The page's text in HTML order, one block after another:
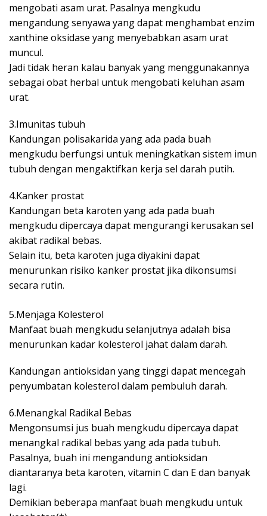
mengobati asam urat. Pasalnya mengkudu
mengandung senyawa yang dapat menghambat enzim
xanthine oksidase yang menyebabkan asam urat
muncul.
Jadi tidak heran kalau banyak yang menggunakannya
sebagai obat herbal untuk mengobati keluhan asam
urat.
3.Imunitas tubuh
Kandungan polisakarida yang ada pada buah
mengkudu berfungsi untuk meningkatkan sistem imun
tubuh dengan mengaktifkan kerja sel darah putih.
4.Kanker prostat
Kandungan beta karoten yang ada pada buah
mengkudu dipercaya dapat mengurangi kerusakan sel
akibat radikal bebas.
Selain itu, beta karoten juga diyakini dapat
menurunkan risiko kanker prostat jika dikonsumsi
secara rutin.
5.Menjaga Kolesterol
Manfaat buah mengkudu selanjutnya adalah bisa
menurunkan kadar kolesterol jahat dalam darah.
Kandungan antioksidan yang tinggi dapat mencegah
penyumbatan kolesterol dalam pembuluh darah.
6.Menangkal Radikal Bebas
Mengonsumsi jus buah mengkudu dipercaya dapat
menangkal radikal bebas yang ada pada tubuh.
Pasalnya, buah ini mengandung antioksidan
diantaranya beta karoten, vitamin C dan E dan banyak
lagi.
Demikian beberapa manfaat buah mengkudu untuk